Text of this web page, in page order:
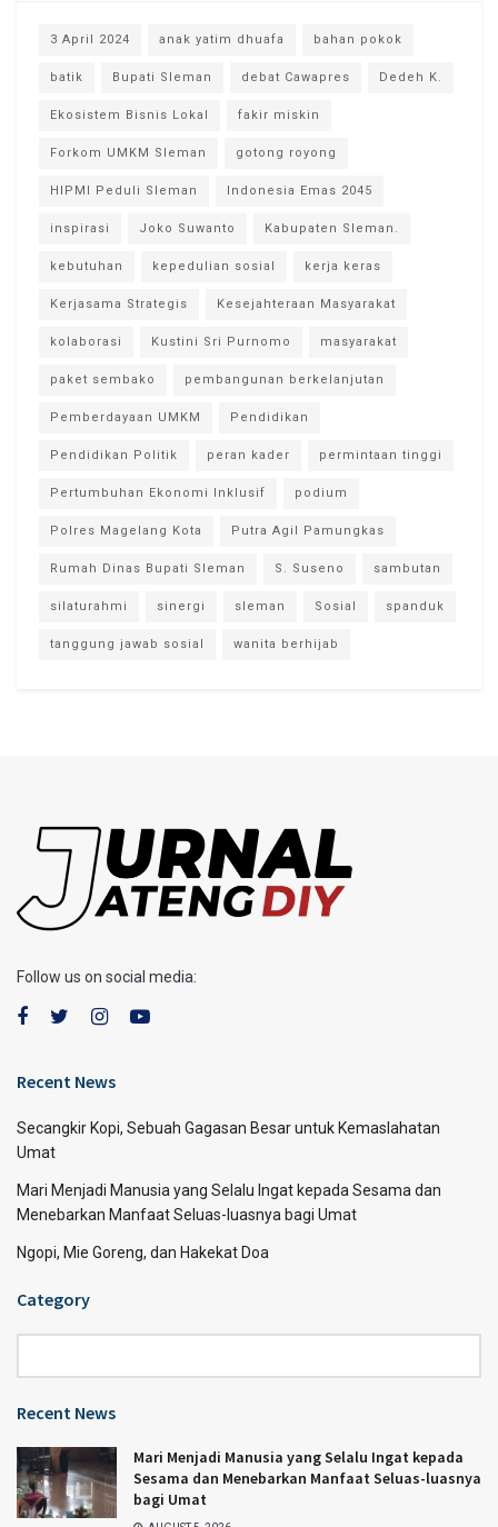
3 April 2024 anak yatim dhuafa bahan pokok
batik Bupati Sleman debat Cawapres Dedeh K.
Ekosistem Bisnis Lokal fakir miskin
Forkom UMKM Sleman gotong royong
HIPMI Peduli Sleman Indonesia Emas 2045
inspirasi Joko Suwanto Kabupaten Sleman.
kebutuhan kepedulian sosial kerja keras
Kerjasama Strategis Kesejahteraan Masyarakat
kolaborasi Kustini Sri Purnomo masyarakat
paket sembako pembangunan berkelanjutan
Pemberdayaan UMKM Pendidikan
Pendidikan Politik peran kader permintaan tinggi
Pertumbuhan Ekonomi Inklusif podium
Polres Magelang Kota Putra Agil Pamungkas
Rumah Dinas Bupati Sleman S. Suseno sambutan
silaturahmi sinergi sleman Sosial spanduk
tanggung jawab sosial wanita berhijab
Follow us on social media:
Recent News
Secangkir Kopi, Sebuah Gagasan Besar untuk Kemaslahatan
Umat
Mari Menjadi Manusia yang Selalu Ingat kepada Sesama dan
Menebarkan Manfaat Seluas-luasnya bagi Umat
Ngopi, Mie Goreng, dan Hakekat Doa
Category
Recent News
Mari Menjadi Manusia yang Selalu Ingat kepada
Sesama dan Menebarkan Manfaat Seluas-luasnya
bagi Umat